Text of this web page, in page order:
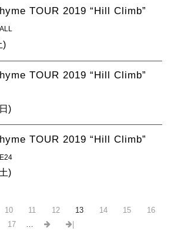
TOUR 2019 “Hill Climb”
)
TOUR 2019 “Hill Climb”
)
TOUR 2019 “Hill Climb”
)
10 11 12 13 14 15
16
17